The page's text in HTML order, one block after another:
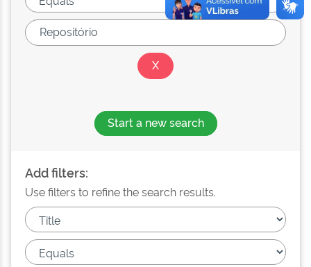
Start a new search
Add filters:
Use filters to refine the search results.